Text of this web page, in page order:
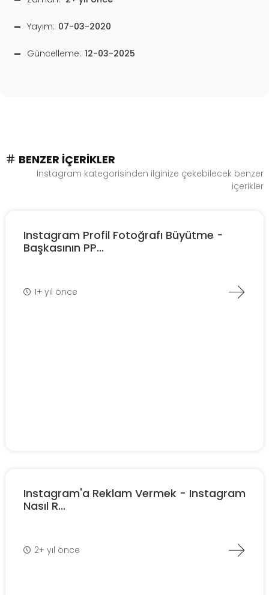
Yayım: 07-03-2020
Güncelleme: 12-03-2025
BENZER İÇERIKLER
Instagram kategorisinden ilginize çekebilecek benzer
içerikler
Instagram Profil Fotoğrafı Büyütme -
Başkasının PP...
1+ yıl önce
Instagram'a Reklam Vermek - Instagram
Nasıl R...
2+ yıl önce